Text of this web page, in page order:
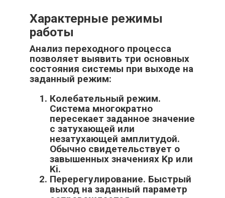
Характерные режимы
работы
Анализ переходного процесса
позволяет выявить три основных
состояния системы при выходе на
заданный режим:
Колебательный режим.
Система многократно
пересекает заданное значение
с затухающей или
незатухающей амплитудой.
Обычно свидетельствует о
завышенных значениях Kp или
Ki.
Перерегулирование. Быстрый
выход на заданный параметр